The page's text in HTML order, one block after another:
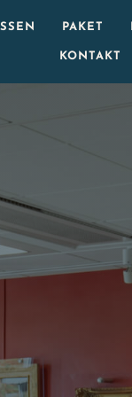
PAKET
KONTAKT